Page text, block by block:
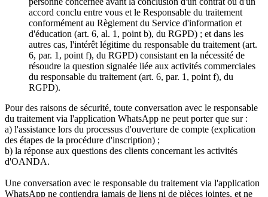
accord conclu entre vous et le Responsable du traitement
conformément au Règlement du Service d'information et
d'éducation (art. 6, al. 1, point b), du RGPD) ; et dans les
autres cas, l'intérêt légitime du responsable du traitement (art.
6, par. 1, point f), du RGPD) consistant en la nécessité de
résoudre la question signalée liée aux activités commerciales
du responsable du traitement (art. 6, par. 1, point f), du
RGPD).
Pour des raisons de sécurité, toute conversation avec le responsable
du traitement via l'application WhatsApp ne peut porter que sur :
a) l'assistance lors du processus d'ouverture de compte (explication
des étapes de la procédure d'inscription) ;
b) la réponse aux questions des clients concernant les activités
d'OANDA.
Une conversation avec le responsable du traitement via l'application
WhatsApp ne contiendra jamais de liens ni de pièces jointes, et ne